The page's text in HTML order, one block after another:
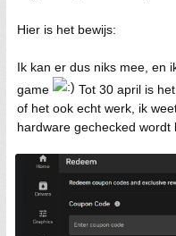
Hier is het bewijs:
Ik kan er dus niks mee, en
game
Tot 30 april is
of het ook echt werk, ik
hardware gechecked